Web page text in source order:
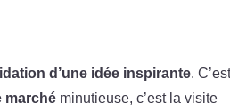
d’une idée inspirante.
marché minutieuse, c’est la visite